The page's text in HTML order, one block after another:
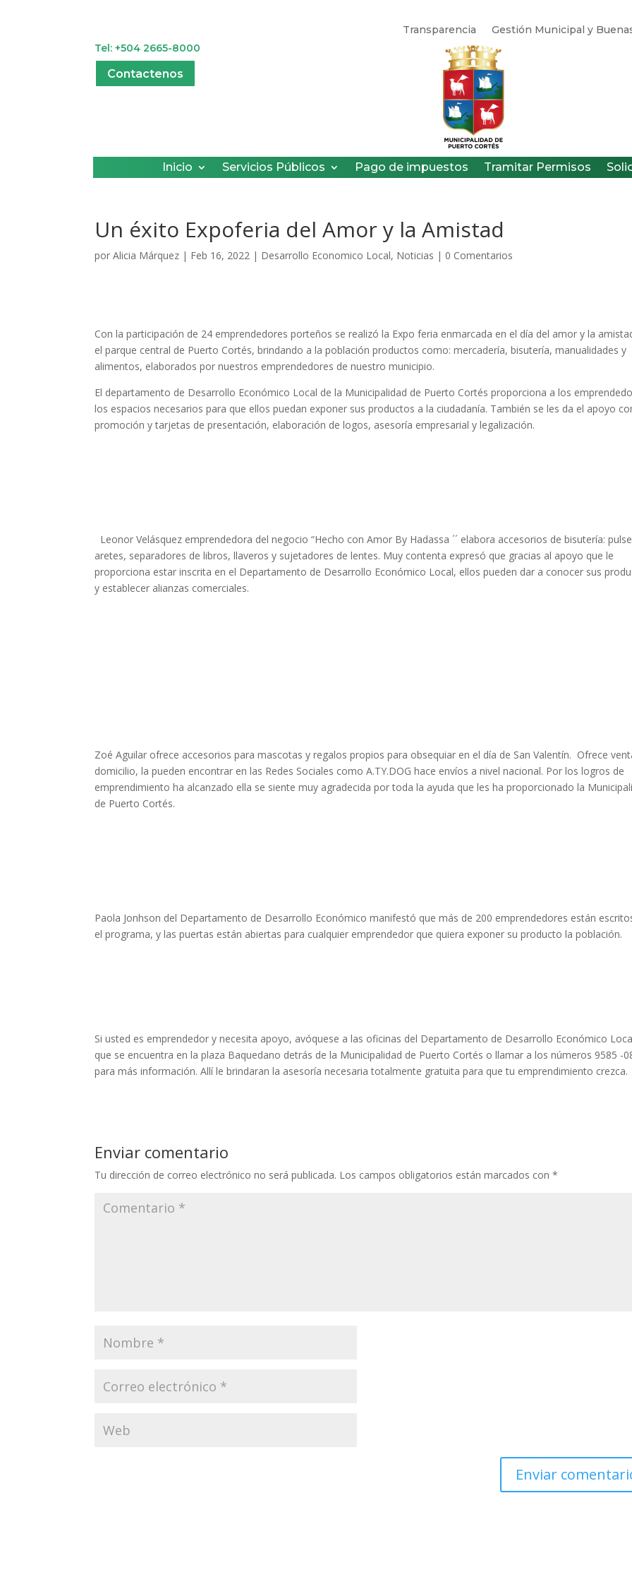
Transparencia Gestión Municipal y
Tel: +504 2665-8000
Contactenos
Inicio Servicios Públicos Pago de impuestos Tramitar Permisos
Un éxito Expoferia del Amor y la Amistad
porAlicia Márquez | Feb 16, 2022 | Desarrollo Economico Local, Noticias | 0 Comentarios
Con la participación de 24 emprendedores porteños se realizó la Expo feria enmarcada en el día del amor y la
el parque central de Puerto Cortés, brindando a la población productos como: mercadería, bisutería, manualidades y
alimentos, elaborados por nuestros emprendedores de nuestro municipio.
El departamento de Desarrollo Económico Local de la Municipalidad de Puerto Cortés proporciona a los
los espacios necesarios para que ellos puedan exponer sus productos a la ciudadanía. También se les da el apoyo
promoción y tarjetas de presentación, elaboración de logos, asesoría empresarial y legalización.
Leonor Velásquez emprendedora del negocio “Hecho con Amor By Hadassa ´´ elabora accesorios de bisutería:
aretes, separadores de libros, llaveros y sujetadores de lentes. Muy contenta expresó que gracias al apoyo que le
proporciona estar inscrita en el Departamento de Desarrollo Económico Local, ellos pueden dar a conocer sus
y establecer alianzas comerciales.
Zoé Aguilar ofrece accesorios para mascotas y regalos propios para obsequiar en el día de San Valentín. Ofrece
domicilio, la pueden encontrar en las Redes Sociales como A.TY.DOG hace envíos a nivel nacional. Por los logros de
emprendimiento ha alcanzado ella se siente muy agradecida por toda la ayuda que les ha proporcionado la
de Puerto Cortés.
Paola Jonhson del Departamento de Desarrollo Económico manifestó que más de 200 emprendedores están
el programa, y las puertas están abiertas para cualquier emprendedor que quiera exponer su producto la población.
Si usted es emprendedor y necesita apoyo, avóquese a las oficinas del Departamento de Desarrollo Económico
que se encuentra en la plaza Baquedano detrás de la Municipalidad de Puerto Cortés o llamar a los números 9585 -
para más información. Allí le brindaran la asesoría necesaria totalmente gratuita para que tu emprendimiento crezca.
Enviar comentario
Tu dirección de correo electrónico no será publicada. Los campos obligatorios están marcados con*